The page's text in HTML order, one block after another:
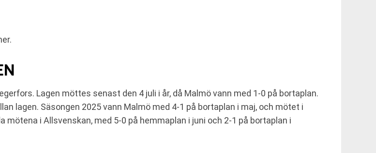
Lagen möttes senast den 4 juli i år, då Malmö vann med 1-0 på bortaplan.
lagen. Säsongen 2025 vann Malmö med 4-1 på bortaplan i maj, och mötet i
mötena i Allsvenskan, med 5-0 på hemmaplan i juni och 2-1 på bortaplan i